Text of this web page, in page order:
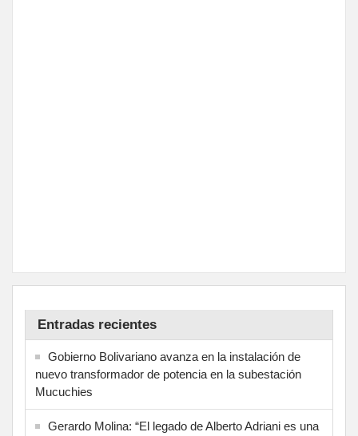
Entradas recientes
Gobierno Bolivariano avanza en la instalación de
nuevo transformador de potencia en la subestación
Mucuchies
Gerardo Molina: “El legado de Alberto Adriani es una